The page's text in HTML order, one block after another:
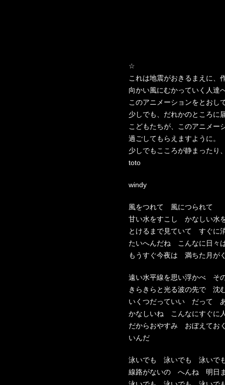
☆
これは地震がおきるまえに、
向かい風にむかっていく人達
このアニメーションをとおし
少しでも、だれかのところに
こどもたちが、このアニメー
過ごしてもらえますように。
少しでもこころが静まったり
toto
windy
風をつれて 風につられて
甘い水をすこし かなしい水
とけるまで見ていて すぐに
たいへんだね こんなに日々
もうすぐ今夜は 満ちた月が
遠い水平線を思い浮かべ そ
きらきらと光る波の先で 沈
いくつだっていい だって
かなしいね こんなにすぐに
だからおやすみ おぼえてお
いんだ
泳いでも 泳いでも 泳いで
線路がないの へんね 明日